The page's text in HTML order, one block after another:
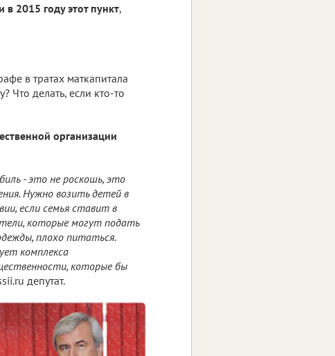
2015 году этот пункт,
в тратах маткапитала
Что делать, если кто-то
организации
- это не роскошь, это
Нужно возить детей в
если семья ставит в
которые могут подать
плохо питаться.
комплекса
которые бы
депутат.